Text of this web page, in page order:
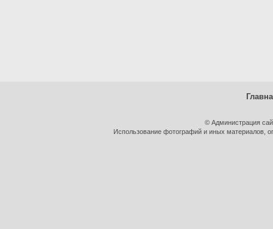
© Администрация
Использование фотографий и иных материалов,